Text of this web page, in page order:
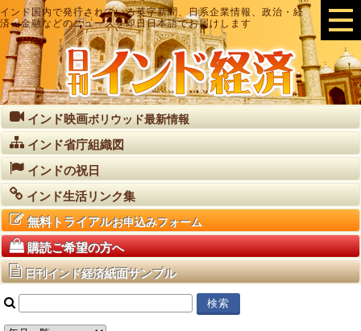
インド国内で発行されている英字新聞、日系企業情報、政治・経
済・金融などのニュースを即日日本語でお届けします
インド映画ボリウッド最新情報
インド省庁組織図
インドの祝日
インド生活リンク集
無料トライアルお申込みフォーム
購読ご希望の方へ
日刊インド経済紙面サンプル